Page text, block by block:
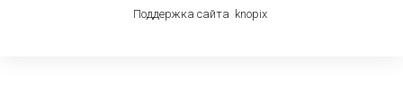
Поддержка сайта knopix